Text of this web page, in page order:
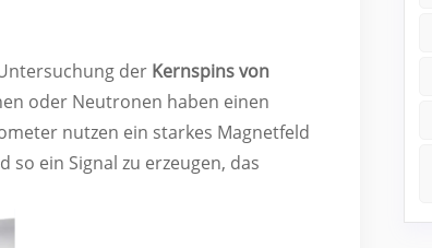
der Kernspins von
oder Neutronen haben einen
nutzen ein starkes Magnetfeld
ein Signal zu erzeugen, das